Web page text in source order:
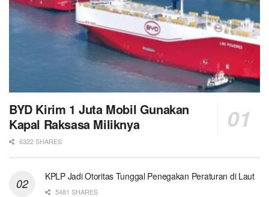
BYD Kirim 1 Juta Mobil Gunakan
Kapal Raksasa Miliknya
6322 SHARES
KPLP Jadi Otoritas Tunggal Penegakan Peraturan di Laut
5481 SHARES